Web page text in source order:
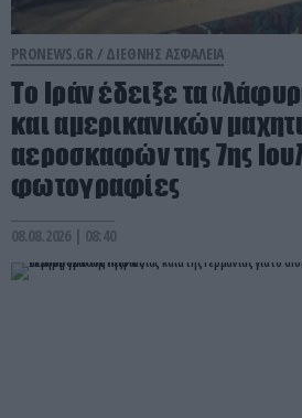
PRONEWS.GR / ΔΙΕΘΝΗΣ ΑΣΦΑΛΕΙΑ
Το Ιράν έδειξε τα
και αμερικανικών
αεροσκαφών της 7ης
φωτογραφίες
08.08.2026 | 08:40